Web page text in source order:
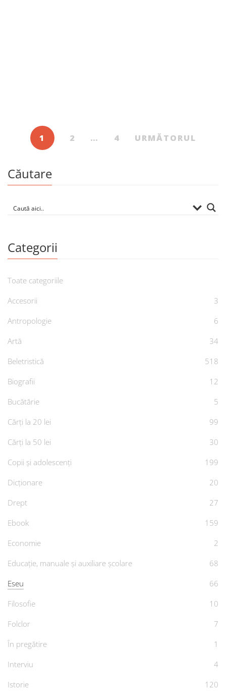
1 2 … 4 URMĂTORUL
Căutare
Categorii
Toate categoriile
Accesorii
3
Antropologie
6
Artă
34
Beletristică
518
Biografii
12
Bucătărie
5
Cărți la 20 lei
99
Cărți la 50 lei
30
Copii și adolescenți
199
Dicționare
20
Drept
27
Ebook
159
Economie
2
Educație, manuale și auxiliare școlare
68
Eseu
66
Filosofie
10
Folclor
7
În pregătire
1
Interviu
4
Istorie
120